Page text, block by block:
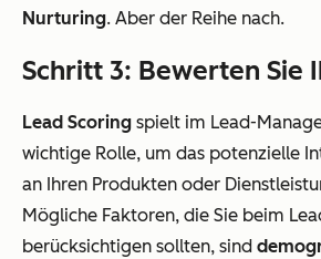
Nurturing. Aber der Reihe nach.
Schritt 3: Bewerten Sie
Lead Scoring spielt im Lead-
wichtige Rolle, um das potenzielle
an Ihren Produkten oder
Mögliche Faktoren, die Sie beim
berücksichtigen sollten, sind